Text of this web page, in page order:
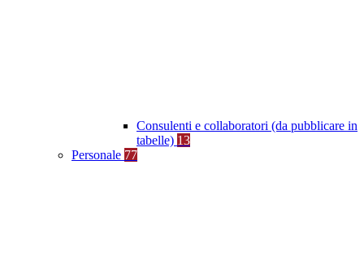
Consulenti e collaboratori (da pubblicare in
tabelle) 13
Personale 77